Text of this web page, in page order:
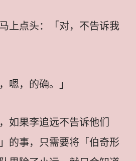
上点头：「对，不告诉我
嗯，的确。」
如果李追远不告诉他们
的事，只需要将「伯奇形